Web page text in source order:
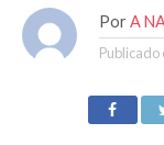
Por A
Publicado